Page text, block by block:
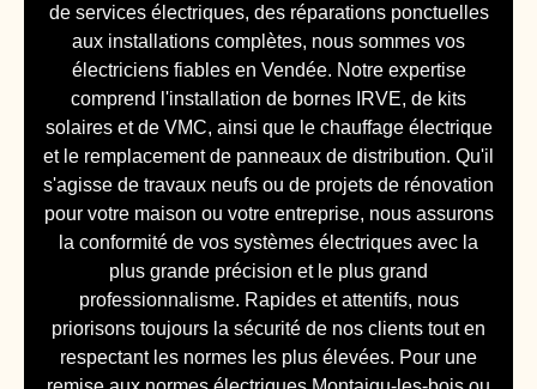
de services électriques, des réparations ponctuelles
aux installations complètes, nous sommes vos
électriciens fiables en Vendée. Notre expertise
comprend l'installation de bornes IRVE, de kits
solaires et de VMC, ainsi que le chauffage électrique
et le remplacement de panneaux de distribution. Qu'il
s'agisse de travaux neufs ou de projets de rénovation
pour votre maison ou votre entreprise, nous assurons
la conformité de vos systèmes électriques avec la
plus grande précision et le plus grand
professionnalisme. Rapides et attentifs, nous
priorisons toujours la sécurité de nos clients tout en
respectant les normes les plus élevées. Pour une